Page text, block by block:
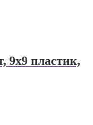
9х9 пластик,